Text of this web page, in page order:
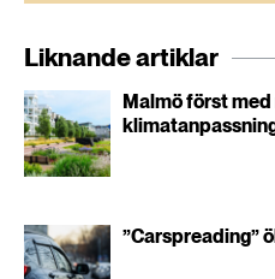
Liknande artiklar
Malmö först
”Carspreading”